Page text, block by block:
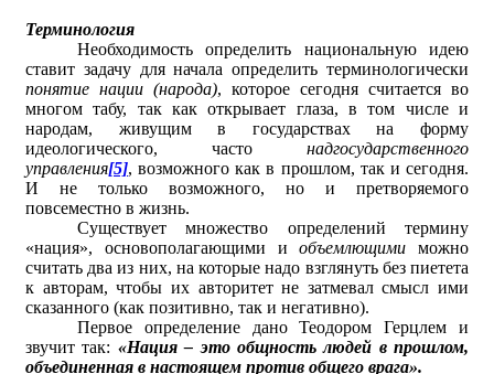
Терминология
Необходимость определить национальную идею
ставит задачу для начала определить терминологически
понятие нации (народа), которое сегодня считается во
многом табу, так как открывает глаза, в том числе и
народам, живущим в государствах на форму
идеологического, часто надгосударственного
управления[5], возможного как в прошлом, так и сегодня.
И не только возможного, но и претворяемого
повсеместно в жизнь.
Существует множество определений термину
«нация», основополагающими иобъемлющими можно
считать два из них, на которые надо взглянуть без пиетета
к авторам, чтобы их авторитет не затмевал смысл ими
сказанного (как позитивно, так и негативно).
Первое определение дано Теодором Герцлем и
звучит так: «Нация – это общность людей в прошлом,
объединенная в настоящем против общего врага».